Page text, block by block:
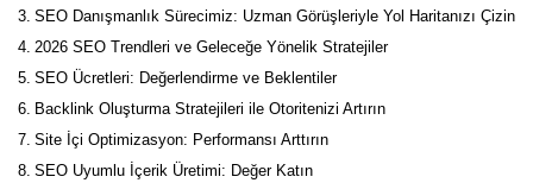
SEO Danışmanlık Sürecimiz: Uzman Görüşleriyle Yol Haritanızı Çizin
2026 SEO Trendleri ve Geleceğe Yönelik Stratejiler
SEO Ücretleri: Değerlendirme ve Beklentiler
Backlink Oluşturma Stratejileri ile Otoritenizi Artırın
Site İçi Optimizasyon: Performansı Arttırın
SEO Uyumlu İçerik Üretimi: Değer Katın